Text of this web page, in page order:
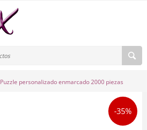
Puzzle personalizado enmarcado 2000 piezas
-35%